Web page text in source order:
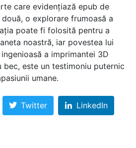
care evidențiază epub de
o explorare frumoasă a
poate fi folosită pentru a
noastră, iar povestea lui
a imprimantei 3D
bec, este un testimoniu puternic
umane.
Twitter LinkedIn